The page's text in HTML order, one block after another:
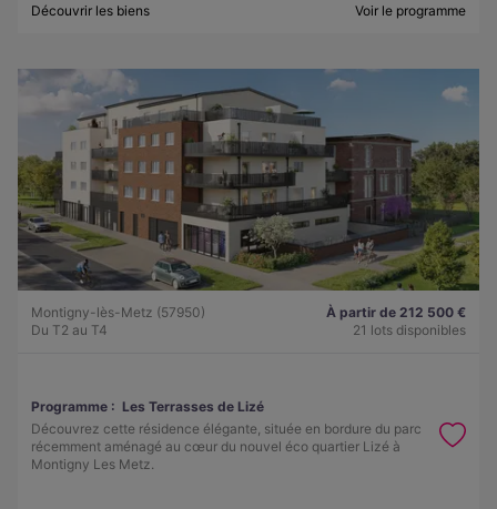
Découvrir les biens Voir le programme
Montigny-lès-Metz (57950)
Du T2 au T4
À partir de 212 500 €
21 lots disponibles
Programme : Les Terrasses de Lizé
Découvrez cette résidence élégante, située en bordure du parc
récemment aménagé au cœur du nouvel éco quartier Lizé à
Montigny Les Metz.